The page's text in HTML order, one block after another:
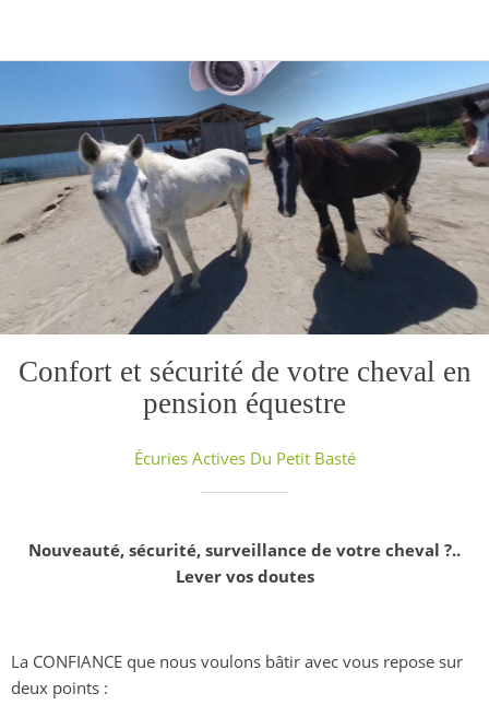
Confort et sécurité de votre cheval en
pension équestre
Écuries Actives Du Petit Basté
Nouveauté, sécurité, surveillance de votre cheval ?..
Lever vos doutes
La CONFIANCE que nous voulons bâtir avec vous repose sur
deux points :